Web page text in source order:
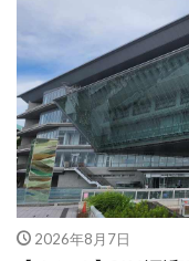
2026年8月7日